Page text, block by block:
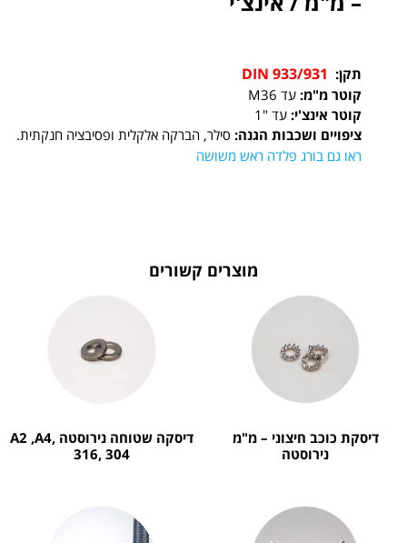
תקן:
קוטר מ"מ: עד M36
קוטר אינצ'י: עד "1
ציפויים ושכבות הגנה: סילר, הברקה אלקלית ופסיבציה חנקתית.
ראו גם בורג פלדה ראש משושה
מוצרים קשורים
דיסקת כוכב חיצוני – מ"מ
נירוסטה
דיסקה שטוחה נירוסטה A2 ,A4,
316, 304